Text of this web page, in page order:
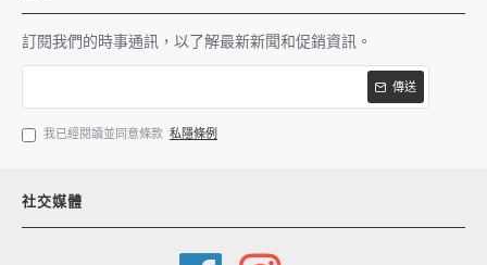
訂閱我們的時事通訊，以了解最新新聞和促銷資訊。
傳送
我已經閱讀並同意條款 私隱條例
社交媒體